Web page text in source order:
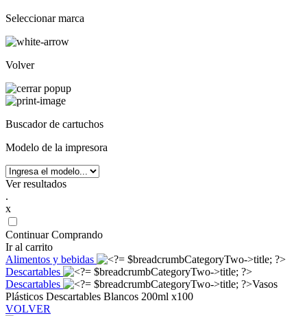
Seleccionar marca
Volver
Buscador de cartuchos
Modelo de la impresora
Ver resultados
.
x
Continuar Comprando
Ir al carrito
Alimentos y bebidas
Descartables
Descartables
Vasos
Plásticos Descartables Blancos 200ml x100
VOLVER